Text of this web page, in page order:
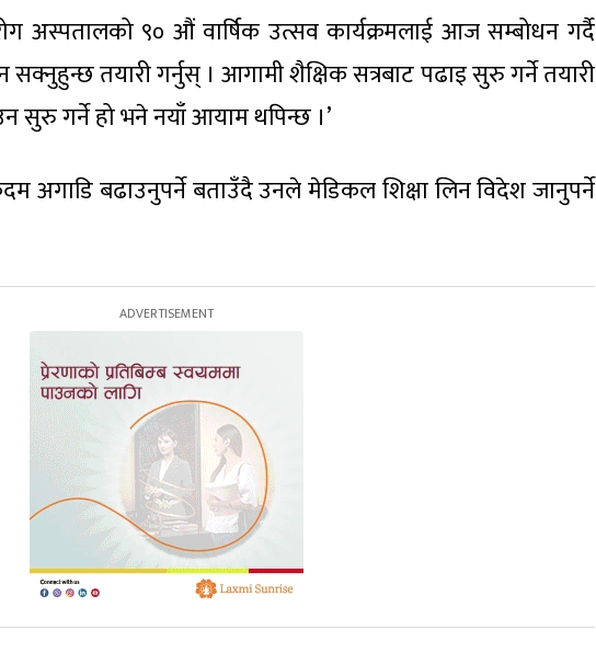
अस्पतालको ९० औं वार्षिक उत्सव कार्यक्रमलाई आज सम्बोधन गर्दै
तयारी गर्नुस् । आगामी शैक्षिक सत्रबाट पढाइ सुरु गर्ने तयारी
सुरु गर्ने हो भने नयाँ आयाम थपिन्छ ।’
अगाडि बढाउनुपर्ने बताउँदै उनले मेडिकल शिक्षा लिन विदेश जानुपर्ने